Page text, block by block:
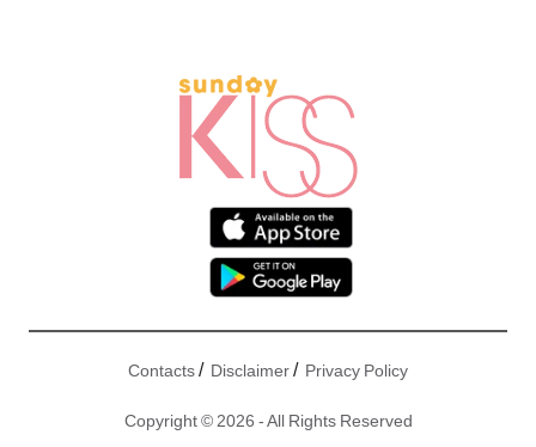
Contacts/ Disclaimer/ Privacy Policy
Copyright © 2026 - All Rights Reserved